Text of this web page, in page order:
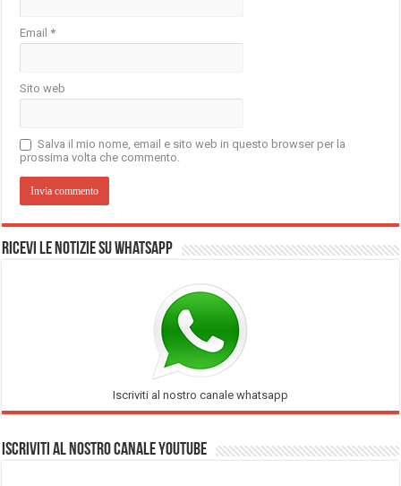
Email*
Sito web
Salva il mio nome, email e sito web in questo browser per la
prossima volta che commento.
Ricevi le notizie su Whatsapp
Iscriviti al nostro canale whatsapp
Iscriviti al nostro Canale Youtube